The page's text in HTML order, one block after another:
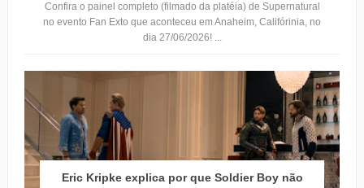
Confira o painel completo (filmado da platéia) de Supernatural
no evento Fan Exto que aconteceu em Anaheim, Califórinia, no
dia 27/06/2026! ...
Eric Kripke explica por que Soldier Boy não